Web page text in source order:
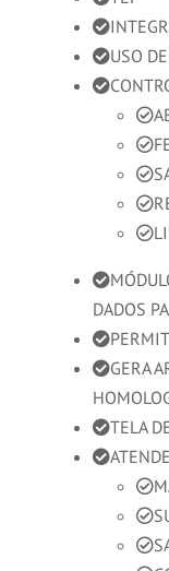
USO
DADOS
GERA
TELA